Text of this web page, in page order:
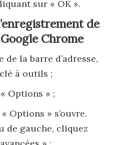
sur « OK ».
de
Chrome
de la barre d’adresse,
à outils ;
Options » ;
Options » s’ouvre.
de gauche, cliquez